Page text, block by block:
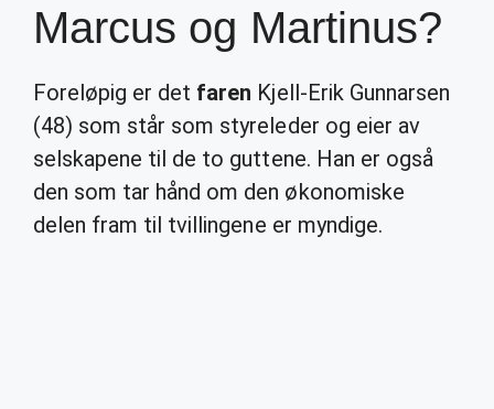
Marcus og Martinus?
Foreløpig er det faren Kjell-Erik Gunnarsen
(48) som står som styreleder og eier av
selskapene til de to guttene. Han er også
den som tar hånd om den økonomiske
delen fram til tvillingene er myndige.